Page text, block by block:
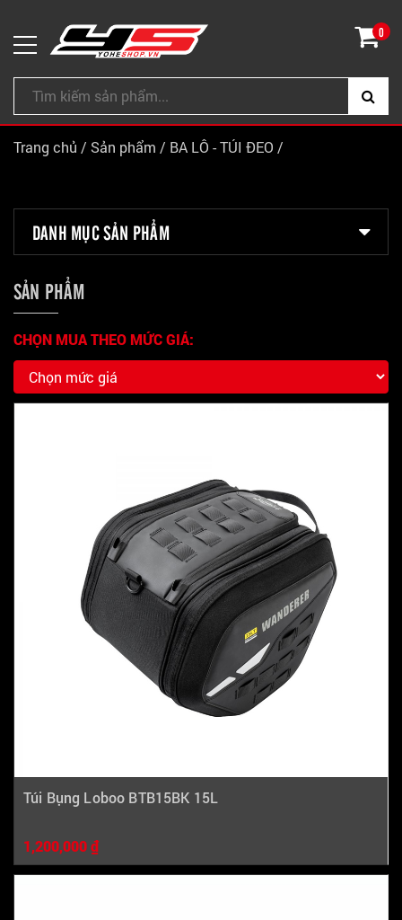
0
Trang chủ / Sản phẩm / BA LÔ - TÚI ĐEO /
DANH MỤC SẢN PHẨM
SẢN PHẨM
CHỌN MUA THEO MỨC GIÁ:
Túi Bụng Loboo BTB15BK 15L
1,200,000 ₫